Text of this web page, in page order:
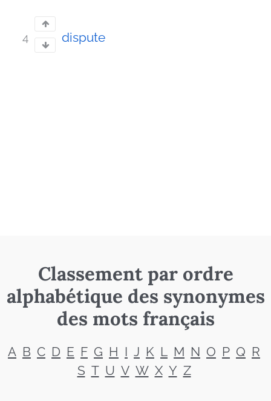
4 dispute
Classement par ordre
alphabétique des synonymes
des mots français
A B C D E F G H I J K L M N O P Q R
S T U V W X Y Z